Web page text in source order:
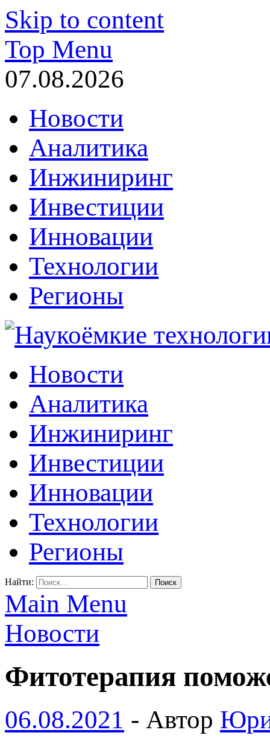
Skip to content
Top Menu
07.08.2026
Новости
Аналитика
Инжиниринг
Инвестиции
Инновации
Технологии
Регионы
Наукоёмкие технологии: инжиниринг, инвестиции, инновации
Новости
Аналитика
Инжиниринг
Инвестиции
Инновации
Технологии
Регионы
Найти:
Main Menu
Новости
Фитотерапия
06.08.2021 - Автор